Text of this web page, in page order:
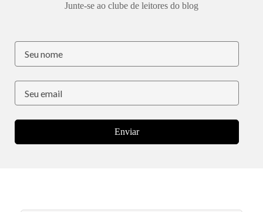
Junte-se ao clube de leitores do blog
Enviar